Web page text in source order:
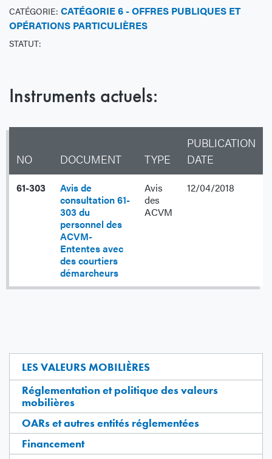
LES VALEURS MOBILIÈRES
Réglementation et politique des valeurs
mobilières
OARs et autres entités réglementées
Financement
CATÉGORIE: CATÉGORIE 6 - OFFRES PUBLIQUES ET
OPÉRATIONS PARTICULIÈRES
STATUT:
Instruments actuels:
NO DOCUMENT TYPE
PUBLICATION
DATE
61-303
Avis de
consultation 61-
303 du
personnel des
ACVM-
Ententes avec
des courtiers
démarcheurs
Avis
des
ACVM
12/04/2018